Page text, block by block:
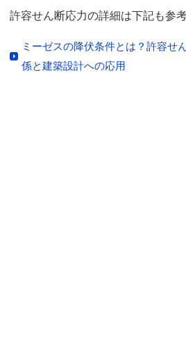
許容せん断応力の詳細は下記も参
ミーゼスの降伏条件とは？許容せ
係と建築設計への応用